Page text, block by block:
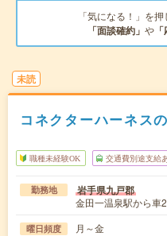
「気になる！」を
「面談確約」 や
未読
コネクターハーネス
職種未経験OK 交通費別途支給
勤務地 岩手県九戸郡
金田一温泉駅から車
曜日頻度 月～金